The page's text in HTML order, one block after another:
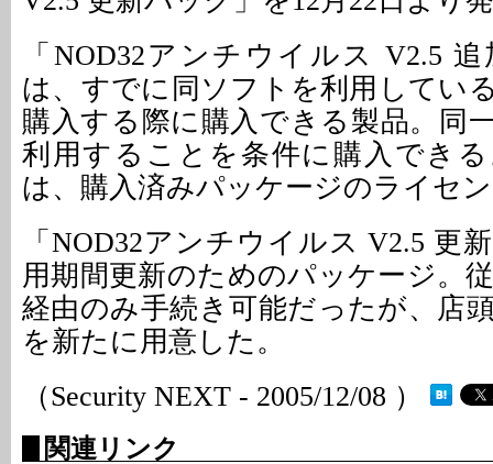
「NOD32アンチウイルス V2.5
は、すでに同ソフトを利用してい
購入する際に購入できる製品。同
利用することを条件に購入でき
は、購入済みパッケージのライセ
「NOD32アンチウイルス V2.5 更
用期間更新のためのパッケージ。
経由のみ手続き可能だったが、店
を新たに用意した。
（Security NEXT - 2005/12/08 ）
関連リンク